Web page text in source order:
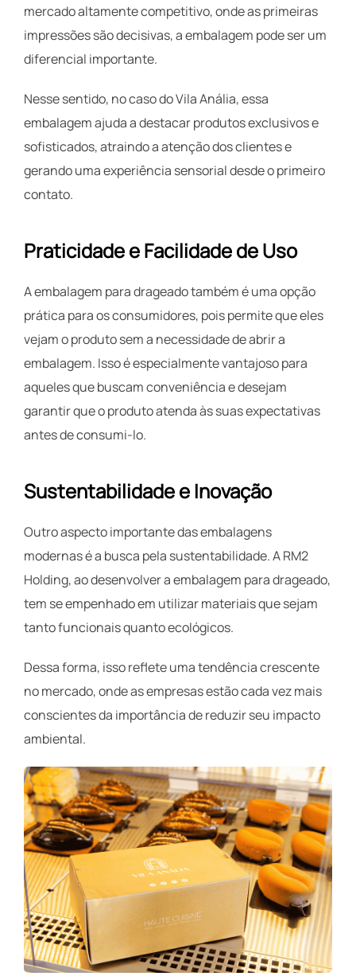
mercado altamente competitivo, onde as primeiras
impressões são decisivas, a embalagem pode ser um
diferencial importante.
Nesse sentido, no caso do Vila Anália, essa
embalagem ajuda a destacar produtos exclusivos e
sofisticados, atraindo a atenção dos clientes e
gerando uma experiência sensorial desde o primeiro
contato.
Praticidade e Facilidade de Uso
A embalagem para drageado também é uma opção
prática para os consumidores, pois permite que eles
vejam o produto sem a necessidade de abrir a
embalagem. Isso é especialmente vantajoso para
aqueles que buscam conveniência e desejam
garantir que o produto atenda às suas expectativas
antes de consumi-lo.
Sustentabilidade e Inovação
Outro aspecto importante das embalagens
modernas é a busca pela sustentabilidade. A RM2
Holding, ao desenvolver a embalagem para drageado,
tem se empenhado em utilizar materiais que sejam
tanto funcionais quanto ecológicos.
Dessa forma, isso reflete uma tendência crescente
no mercado, onde as empresas estão cada vez mais
conscientes da importância de reduzir seu impacto
ambiental.